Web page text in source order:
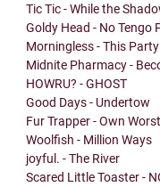
Tic Tic - While the
Goldy Head - No Tengo
Morningless - This Party
Midnite Pharmacy -
HOWRU? - GHOST
Good Days - Undertow
Fur Trapper - Own
Woolfish - Million Ways
joyful. - The River
Scared Little Toaster -